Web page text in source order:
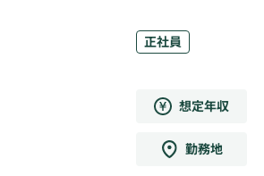
正社員
想定年収
勤務地